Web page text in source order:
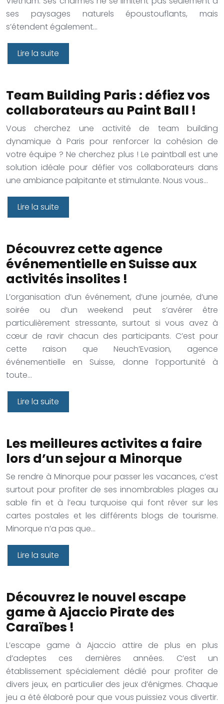
ses paysages naturels époustouflants, mais
s’étendent également…
Lire la suite
Team Building Paris : défiez vos
collaborateurs au Paint Ball !
Vous cherchez une activité de team building
dynamique à Paris pour renforcer la cohésion de
votre équipe ? Ne cherchez plus ! Le paintball est une
solution idéale pour défier vos collaborateurs dans
une ambiance palpitante et stimulante. Nous vous…
Lire la suite
Découvrez cette agence
événementielle en Suisse aux
activités insolites !
L’organisation d’un événement, d’une journée, d’une
soirée ou d’un weekend peut s’avérer être
particulièrement stressante, surtout si vous avez à
cœur de ravir chacun des participants. C’est pour
cette raison que Neuch’Evasion, agence
événementielle en Suisse, donne l’opportunité à
toute…
Lire la suite
Les meilleures activites a faire
lors d’un sejour a Minorque
Se rendre à Minorque pour passer les vacances, c’est
surtout pour profiter de ses innombrables plages au
sable fin et à l’eau turquoise qui font rêver sur les
cartes postales et les différents blogs de tourisme.
Minorque n’a pas que…
Lire la suite
Découvrez le nouvel escape
game à Ajaccio Pirate des
Caraïbes !
L’escape game à Ajaccio attire de plus en plus
d’adeptes ces dernières années. C’est un
établissement spécialement dédié pour profiter de
divers jeux, en particulier des jeux d’énigmes. Chaque
jeu a été élaboré pour que vous puissiez vous divertir.